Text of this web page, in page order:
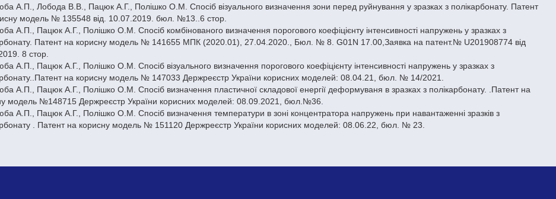
А.П., Лобода В.В., Пацюк А.Г., Полішко О.М. Спосіб візуального визначення зони перед руйнування у зразках з полікарбонату. Патент
модель № 135548 від. 10.07.2019. бюл. №13..6 стор.
А.П., Пацюк А.Г., Полішко О.М. Спосіб комбінованого визначення порогового коефіцієнту інтенсивності напружень у зразках з
Патент на корисну модель № 141655 МПК (2020.01), 27.04.2020., Бюл. № 8. G01N 17.00,Заявка на патент.№ U201908774 від
8 стор.
А.П., Пацюк А.Г., Полішко О.М. Спосіб візуального визначення порогового коефіцієнту інтенсивності напружень у зразках з
на корисну модель № 147033 Держреєстр України корисних моделей: 08.04.21, бюл. № 14/2021.
А.П., Пацюк А.Г., Полішко О.М. Спосіб визначення пластичної складової енергії деформуваня в зразках з полікарбонату. .Патент на
модель №148715 Держреєстр України корисних моделей: 08.09.2021, бюл.№36.
А.П., Пацюк А.Г., Полішко О.М. Спосіб визначення температури в зоні концентратора напружень при навантаженні зразків з
. Патент на корисну модель № 151120 Держреєстр України корисних моделей: 08.06.22, бюл. № 23.